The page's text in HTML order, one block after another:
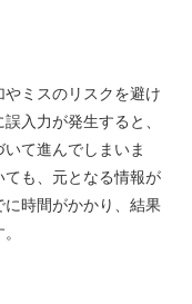
ミスのリスクを避け
入力が発生すると、
て進んでしまいま
も、元となる情報が
時間がかかり、結果